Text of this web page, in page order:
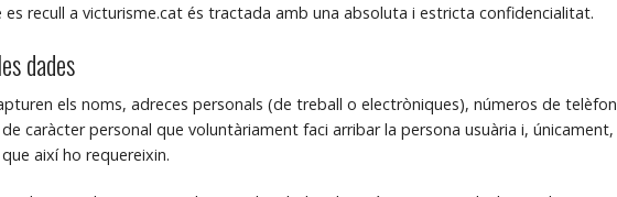
recull a victurisme.cat és tractada amb una absoluta i estricta confidencialitat.
dades
els noms, adreces personals (de treball o electròniques), números de telèfon
caràcter personal que voluntàriament faci arribar la persona usuària i, únicament,
així ho requereixin.